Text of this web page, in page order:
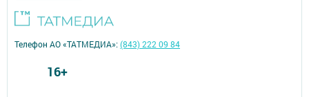
Телефон АО «ТАТМЕДИА»:(843) 222 09 84
16+